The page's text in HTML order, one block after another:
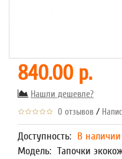
840.00 р.
Нашли дешевле?
0 отзывов /
Доступность: В наличии
Модель: Тапочки